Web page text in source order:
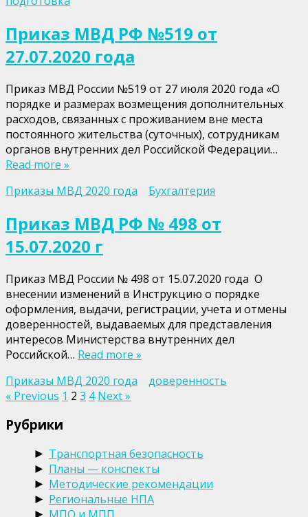
Приказ МВД РФ №519 от
27.07.2020 года
Приказ МВД России №519 от 27 июля 2020 года «О
порядке и размерах возмещения дополнительных
расходов, связанных с проживанием вне места
постоянного жительства (суточных), сотрудникам
органов внутренних дел Российской Федерации…
Read more »
Приказы МВД 2020 года
Бухгалтерия
Приказ МВД РФ № 498 от
15.07.2020 г
Приказ МВД России № 498 от 15.07.2020 года О
внесении изменений в Инструкцию о порядке
оформления, выдачи, регистрации, учета и отмены
доверенностей, выдаваемых для представления
интересов Министерства внутренних дел
Российской… Read more »
Приказы МВД 2020 года
доверенность
Пагинация
записей
« Previous 1 2 3 4 Next »
Рубрики
► Транспортная безопасность
► Планы — конспекты
► Методические рекомендации
► Региональные НПА